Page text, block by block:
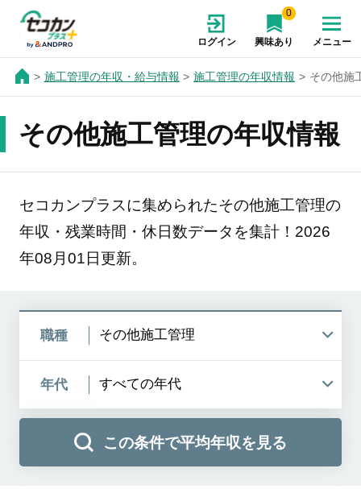
ログイン
0
興味あり メニュー
施工管理の年収・給与情報 施工管理の年収情報 その他施
その他施工管理の年収情報
セコカンプラスに集められたその他施工管理の
年収・残業時間・休日数データを集計！2026
年08月01日更新。
職種
年代
この条件で平均年収を見る